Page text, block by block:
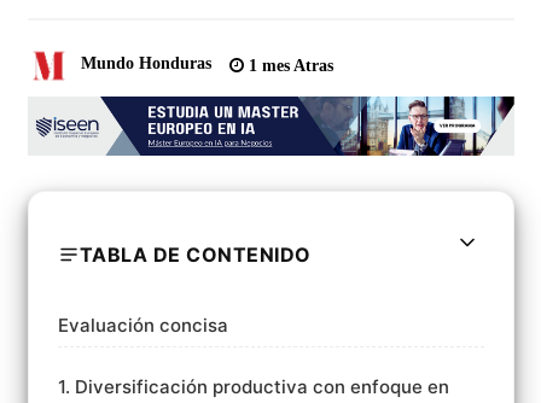
Mundo Honduras 1 mes Atras
TABLA DE CONTENIDO
Evaluación concisa
1. Diversificación productiva con enfoque en